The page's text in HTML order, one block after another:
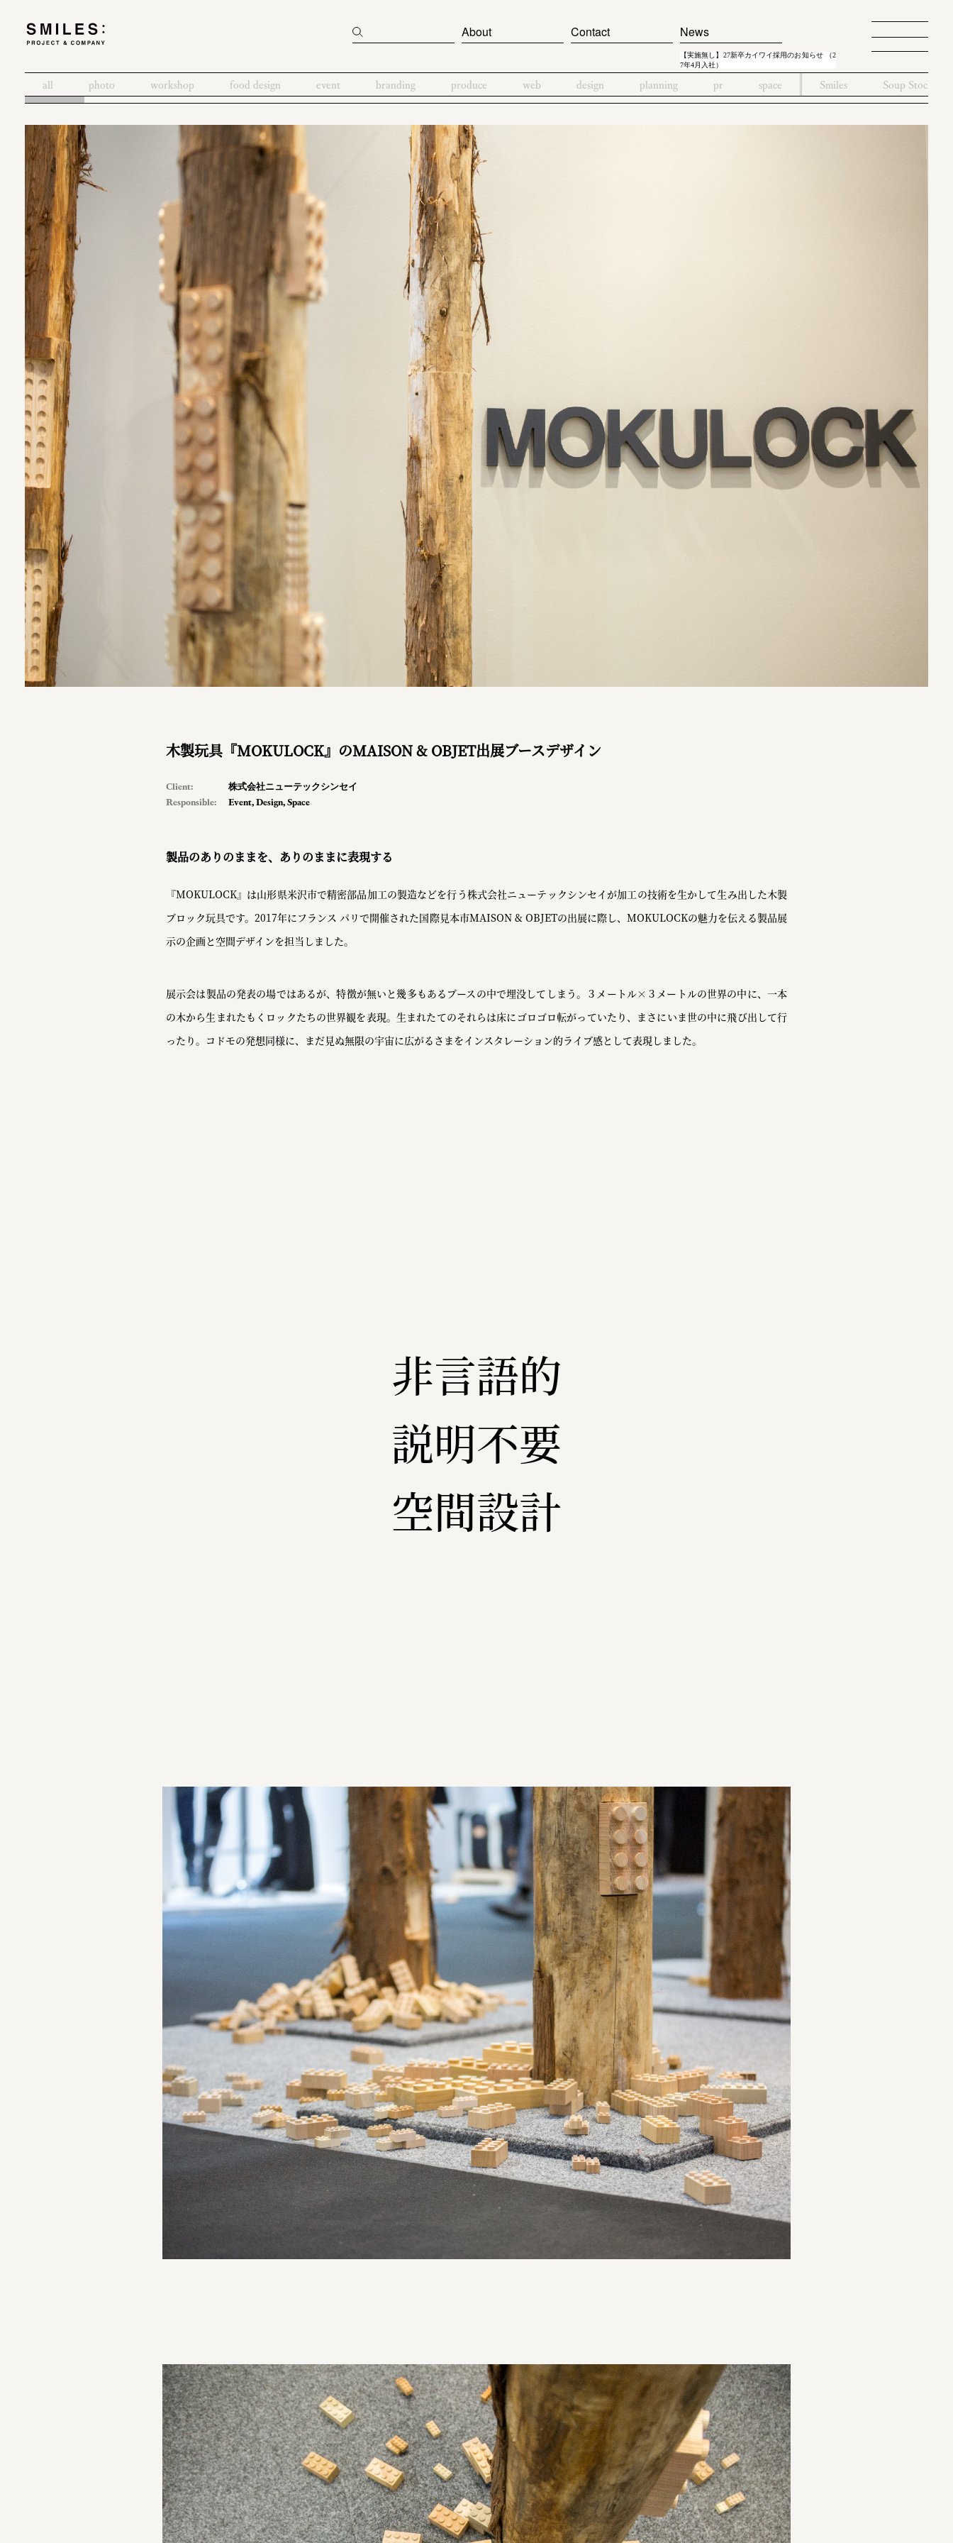
About Contact News
【実施無し】27新卒カイワイ採用のお知らせ （2
7年4月入社）
all photo workshop food design event branding produce web design planning pr space Smiles Soup Stock
木製玩具『MOKULOCK』のMAISON & OBJET出展ブースデザイン
Client:
株式会社ニューテックシンセイ
Responsible:
Event,Design,Space
製品のありのままを、ありのままに表現する
『MOKULOCK』は山形県米沢市で精密部品加工の製造などを行う株式会社ニューテックシンセイが加工の技術を生かして生み出した木製
ブロック玩具です。2017年にフランス パリで開催された国際見本市MAISON & OBJETの出展に際し、MOKULOCKの魅力を伝える製品展
示の企画と空間デザインを担当しました。
展示会は製品の発表の場ではあるが、特徴が無いと幾多もあるブースの中で埋没してしまう。３メートル×３メートルの世界の中に、一本
の木から生まれたもくロックたちの世界観を表現。生まれたてのそれらは床にゴロゴロ転がっていたり、まさにいま世の中に飛び出して行
ったり。コドモの発想同様に、まだ見ぬ無限の宇宙に広がるさまをインスタレーション的ライブ感として表現しました。
非言語的
説明不要
空間設計